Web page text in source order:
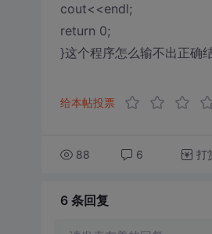
cout<<endl;
return 0;
}这个程序怎么输不出正确
给本帖投票
88 6 打
6 条回复